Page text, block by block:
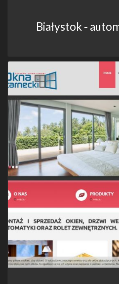
Białystok -